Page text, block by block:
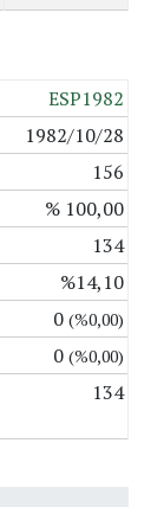
ESP1982
1982/10/28
156
% 100,00
134
%14,10
0 (%0,00)
0 (%0,00)
134